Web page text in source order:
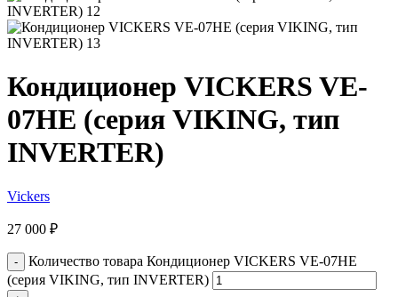
Кондиционер VICKERS VE-
07HE (серия VIKING, тип
INVERTER)
Vickers
27 000 ₽
Количество товара Кондиционер VICKERS VE-07HE
(серия VIKING, тип INVERTER)